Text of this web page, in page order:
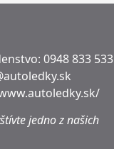
0948 833 533
jedno z našich